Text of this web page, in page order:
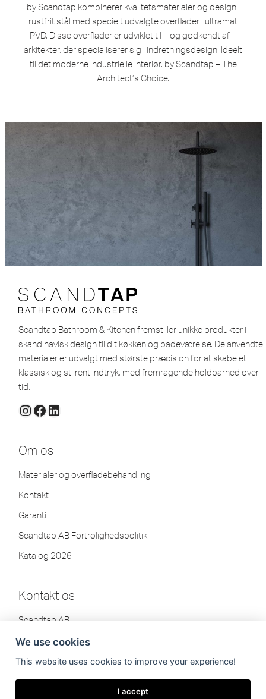
by Scandtap kombinerer kvalitetsmaterialer og design i
rustfrit stål med specielt udvalgte overflader i ultramat
PVD. Disse overflader er udviklet til – og godkendt af –
arkitekter, der specialiserer sig i indretningsdesign. Ideelt
til det moderne industrielle interiør. by Scandtap – The
Architect’s Choice.
Scandtap Bathroom & Kitchen fremstiller unikke produkter i
skandinavisk design til dit køkken og badeværelse. De anvendte
materialer er udvalgt med største præcision for at skabe et
klassisk og stilrent indtryk, med fremragende holdbarhed over
tid.
Om os
Materialer og overfladebehandling
Kontakt
Garanti
Scandtap AB Fortrolighedspolitik
Katalog 2026
Kontakt os
Scandtap AB
302 41 Halmstad, Sverige
Tlf: +46 35-260 75 80
info[at]scandtap.com
We use cookies
This website uses cookies to improve your experience!
I accept